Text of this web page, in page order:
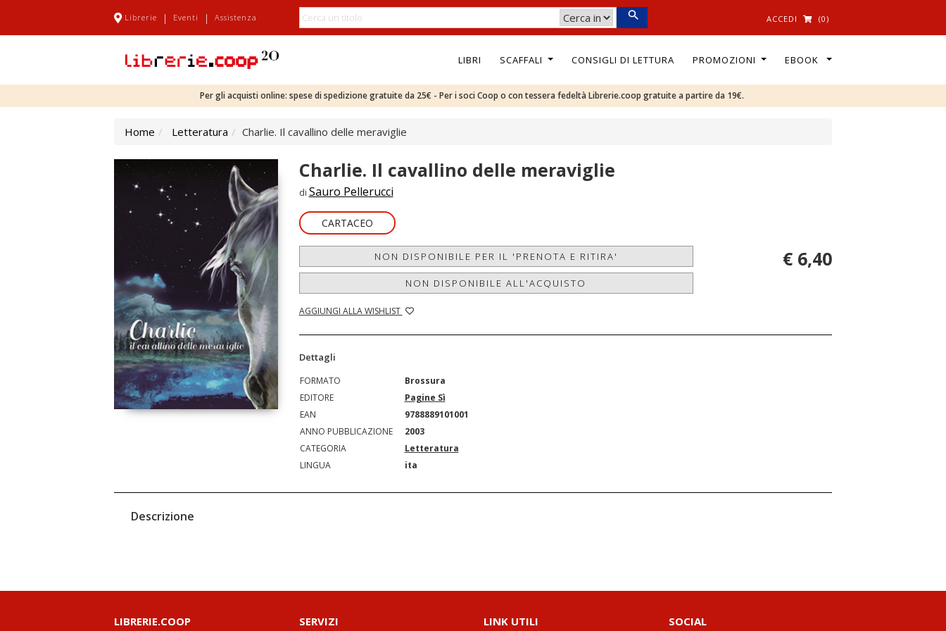
Librerie | Eventi | Assistenza ACCEDI (0)
LIBRI SCAFFALI CONSIGLI DI LETTURA PROMOZIONI EBOOK
Per gli acquisti online: spese di spedizione gratuite da 25€ - Per i soci Coop o con tessera fedeltà Librerie.coop gratuite a partire da 19€.
Home Letteratura Charlie. Il cavallino delle meraviglie
Charlie. Il cavallino delle meraviglie
di Sauro Pellerucci
CARTACEO
NON DISPONIBILE PER IL 'PRENOTA E RITIRA'
NON DISPONIBILE ALL'ACQUISTO
AGGIUNGI ALLA WISHLIST
€ 6,40
Dettagli
FORMATO
Brossura
EDITORE
Pagine Sì
EAN
9788889101001
ANNO PUBBLICAZIONE
2003
CATEGORIA
Letteratura
LINGUA
ita
Descrizione
LIBRERIE.COOP SERVIZI LINK UTILI SOCIAL